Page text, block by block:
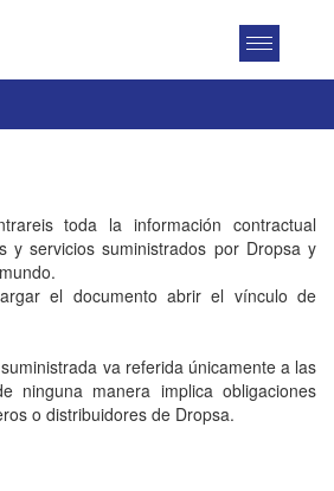
Toggle
toda la información contractual
y servicios suministrados por Dropsa y
el documento abrir el vínculo de
va referida únicamente a las
ninguna manera implica obligaciones
o distribuidores de Dropsa.